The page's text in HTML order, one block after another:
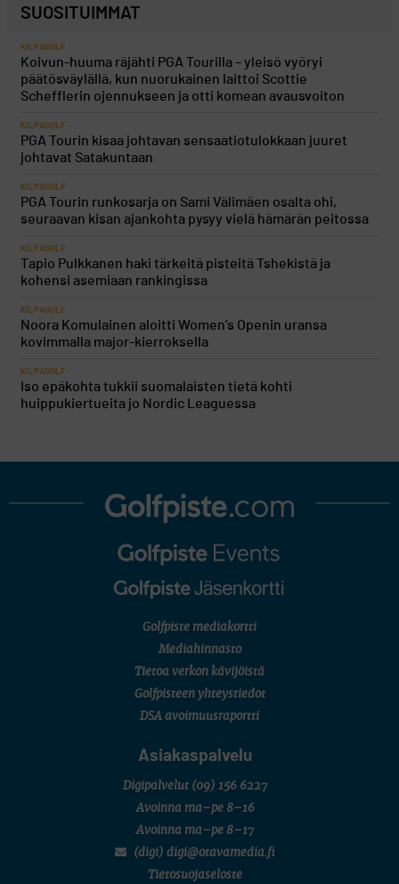
SUOSITUIMMAT
KILPAGOLF
Koivun-huuma räjähti PGA Tourilla – yleisö vyöryi
päätösväylällä, kun nuorukainen laittoi Scottie
Schefflerin ojennukseen ja otti komean avausvoiton
KILPAGOLF
PGA Tourin kisaa johtavan sensaatiotulokkaan juuret
johtavat Satakuntaan
KILPAGOLF
PGA Tourin runkosarja on Sami Välimäen osalta ohi,
seuraavan kisan ajankohta pysyy vielä hämärän peitossa
KILPAGOLF
Tapio Pulkkanen haki tärkeitä pisteitä Tshekistä ja
kohensi asemiaan rankingissa
KILPAGOLF
Noora Komulainen aloitti Women’s Openin uransa
kovimmalla major-kierroksella
KILPAGOLF
Iso epäkohta tukkii suomalaisten tietä kohti
huippukiertueita jo Nordic Leaguessa
Golfpiste mediakortti
Mediahinnasto
Tietoa verkon kävijöistä
Golfpisteen yhteystiedot
DSA avoimuusraportti
Asiakaspalvelu
Digipalvelut (09) 156 6227
Avoinna ma–pe 8–16
Avoinna ma–pe 8–17
(digi) digi@otavamedia.fi
Tietosuojaseloste